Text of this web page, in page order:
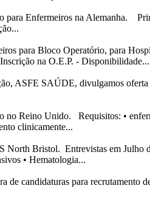
Enfermeiros na Alemanha.
para Bloco Operatório, para
na O.E.P. - Disponibilidade...
ASFE SAÚDE, divulgamos
Reino Unido. Requisitos: •
clinicamente...
North Bristol. Entrevistas em
• Hematologia...
de candidaturas para